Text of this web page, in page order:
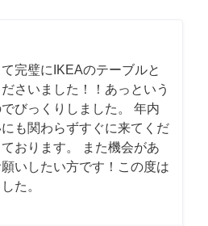
完璧にIKEAのテーブルと
さいました！！あっという
びっくりしました。 年内
も関わらずすぐに来てくだ
おります。 また機会があ
いしたい方です！この度は
た。